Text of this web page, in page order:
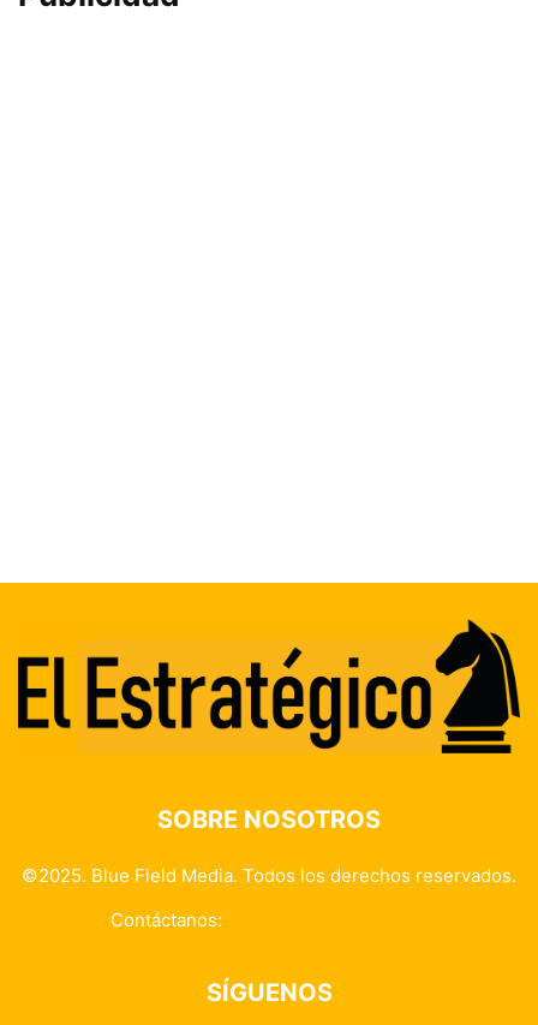
SOBRE NOSOTROS
©2025. Blue Field Media. Todos los derechos reservados.
Contáctanos:
SÍGUENOS